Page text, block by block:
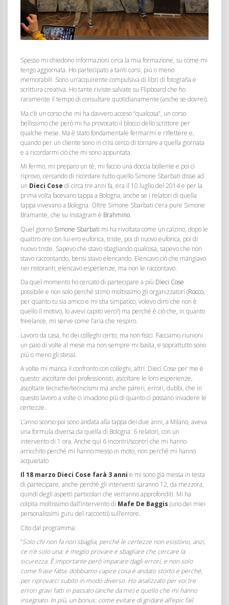
Spesso mi chiedono informazioni circa la mia formazione, su come mi
tengo aggiornata. Ho partecipato a tanti corsi, più o meno
memorabili. Sono un’acquirente compulsiva di libri di fotografia e
scrittura creativa. Ho tante riviste salvate su Flipboard che ho
raramente il tempo di consultare quotidianamente (anche se dovrei).
Ma c’è un corso che mi ha davvero acceso “qualcosa”, un corso
bellissimo che però mi ha provocato il blocco dello scrittore per
qualche mese. Ma è stato fondamentale fermarmi e riflettere e,
quando per un cliente sono in crisi cerco di tornare a quella giornata
e a ricordarmi ciò che mi sono appuntata.
Mi fermo, mi preparo un tè, mi faccio una doccia bollente e poi ci
riprovo, cercando di ricordare tutto quello Simone Sbarbati disse ad
un Dieci Cose di circa tre anni fa, era il 10 luglio del 2014 e per la
prima volta facevano tappa a Bologna, anche se i relatori di quella
tappa vivevano a Bologna. Oltre Simone Sbarbati c’era pure Simone
Bramante, che su Instagram è Brahmino.
Quel giorno Simone Sbarbati mi ha rivoltata come un calzino, dopo le
quattro ore con lui ero euforica, triste, poi di nuovo euforica, poi di
nuovo triste. Sapevo che stavo sbagliando qualcosa, sapevo che non
stavo raccontando, bensì stavo elencando. Elencavo ciò che mangiavo
nei ristoranti, elencavo esperienze, ma non le raccontavo.
Da quel momento ho cercato di partecipare a più Dieci Cose
possibile e non solo perché stimo moltissimo gli organizzatori (Rocco,
per quanto tu sia amico e mi stia simpatico, volevo dirti che non è
quello il motivo, lo avevi capito vero?) ma perché è ciò che, in quanto
freelance, mi serve come l’aria che respiro.
Lavoro da casa, ho dei colleghi certo, ma non fisici. Facciamo riunioni
un paio di volte al mese ma non sempre mi basta, e soprattutto sono
più o meno gli stessi.
A volte mi manca il confronto con colleghi, altri. Dieci Cose per me è
questo: ascoltare dei professionisti, ascoltare le loro esperienze,
ascoltare tecniche/tecnicismi ma anche pareri, errori, dubbi, che in
questo lavoro a volte ci invadono più di quanto ci possano invadere le
certezze.
L’anno scorso poi sono andata alla tappa dei due anni, a Milano, aveva
una formula diversa da quella di Bologna: 6 relatori, con un
intervento di 1 ora. Anche qui 6 incontri/scontri che mi hanno
arricchito perché mi hanno messo in moto, non perché mi hanno
acquietato
Il 18 marzo Dieci Cose farà 3 anni e mi sono già messa in testa
di partecipare, anche perché gli interventi saranno 12, da mezzora,
quindi degli aspetti particolari che verranno approfonditi. Mi ha
colpita moltissimo dall’intervento di Mafe De Baggis (uno dei miei
personalissimi guru del racconto) sull’errore.
Cito dal programma:
“Solo chi non fa non sbaglia, perché le certezze non esistono, anzi,
ce n’è solo una: è meglio provare e sbagliare che cercare la
sicurezza. È importante però imparare dagli errori, e non solo
come frase fatta: dobbiamo capire cosa è andato storto e perché,
per riprovarci subito in modo diverso. Ho analizzato per voi tre
errori gravi fatti in passato (anche da me) e quello che mi hanno
insegnato. In più, un bonus: come evitare di gridare all’epic fail